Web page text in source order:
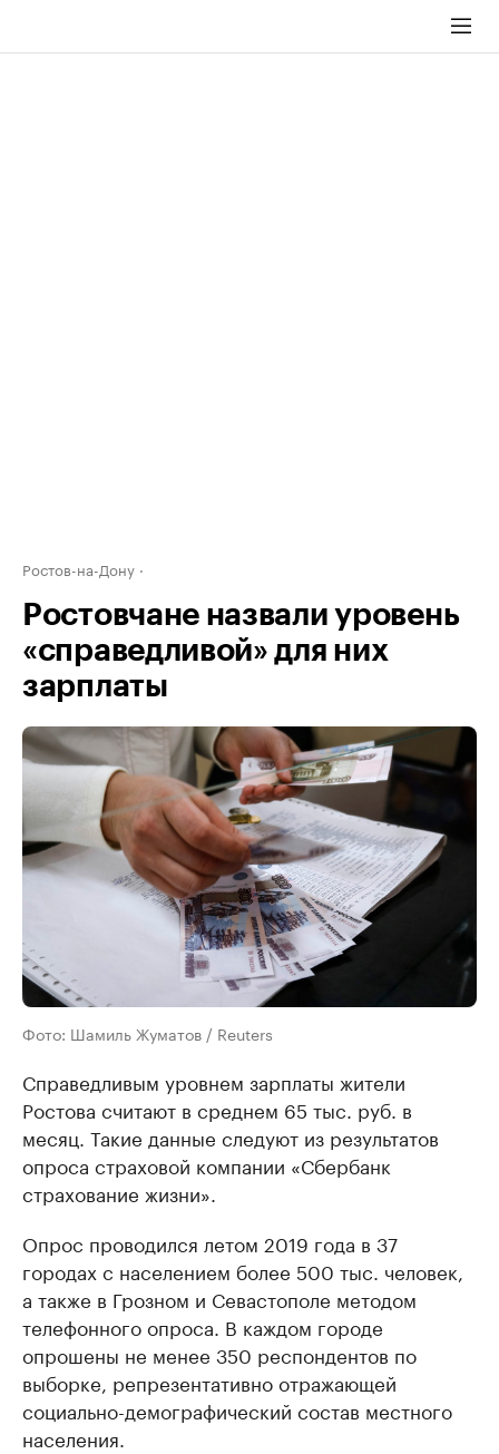
Ростов-на-Дону
Ростовчане назвали уровень
«справедливой» для них
зарплаты
Фото: Шамиль Жуматов / Reuters
Справедливым уровнем зарплаты жители
Ростова считают в среднем 65 тыс. руб. в
месяц. Такие данные следуют из результатов
опроса страховой компании «Сбербанк
страхование жизни».
Опрос проводился летом 2019 года в 37
городах с населением более 500 тыс. человек,
а также в Грозном и Севастополе методом
телефонного опроса. В каждом городе
опрошены не менее 350 респондентов по
выборке, репрезентативно отражающей
социально-демографический состав местного
населения.